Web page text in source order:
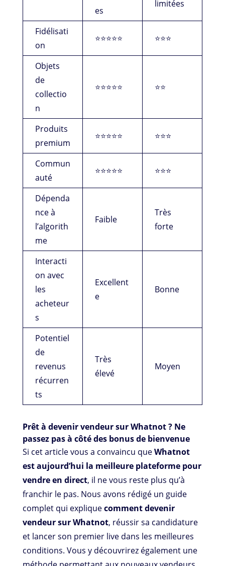
es
limitées
Fidélisati
on
⭐⭐⭐⭐⭐ ⭐⭐⭐
Objets
de
collectio
n
⭐⭐⭐⭐⭐ ⭐⭐
Produits
premium
⭐⭐⭐⭐⭐ ⭐⭐⭐
Commun
auté
⭐⭐⭐⭐⭐ ⭐⭐⭐
Dépenda
nce à
l’algorith
me
Faible
Très
forte
Interacti
on avec
les
acheteur
s
Excellent
e
Bonne
Potentiel
de
revenus
récurren
ts
Très
élevé
Moyen
Prêt à devenir vendeur sur Whatnot ? Ne
passez pas à côté des bonus de bienvenue
Si cet article vous a convaincu queWhatnot
est aujourd’hui la meilleure plateforme pour
vendre en direct, il ne vous reste plus qu’à
franchir le pas. Nous avons rédigé un guide
complet qui expliquecomment devenir
vendeur sur Whatnot, réussir sa candidature
et lancer son premier live dans les meilleures
conditions. Vous y découvrirez également une